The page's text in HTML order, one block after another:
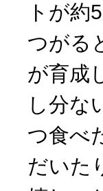
トが約
つがる
が育成
し分な
つ食べ
だいた